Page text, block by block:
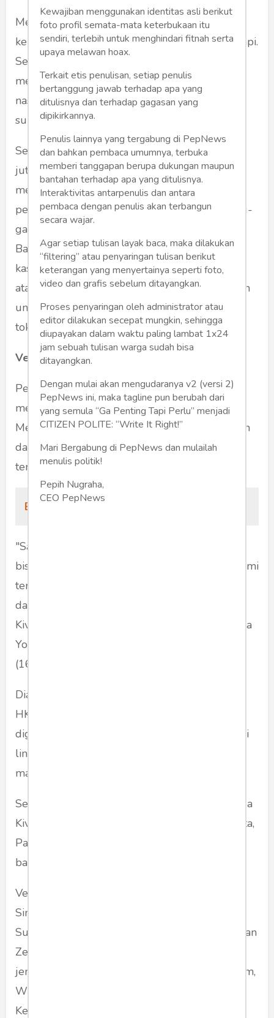
Menurutnya, Kivlan memberi uang Rp150 juta
kepada tersangka HK untuk membeli senjata api.
Senjata itu yang akan digunakan saat
mengeksekusi atau membunuh empat tokoh
nasional serta satu orang pimpinan lembaga
survei.
Selain itu, Kivlan juga menyerahkan uang Rp5
juta kepada tersangka lainnya, yakni IT, untuk
melakukan pengintaian terhadap satu orang
pemimpin lembaga survei yang juga digadang-
gadang untuk dibunuh.
Bahkan polisi memutar kesaksian tersangka
kasus senjata api ilegal, Kurniawan alias Iwan
atau HK. HK mengaku diperintahkan Kivlan Zen
untuk mencari senjata dan membunuh empat
tokoh tersebut.
Versi kubu Kivlan
Pengacara Kivlan Zen, Muhammad Yountri
meragukan pengakuan HK tersebut.
Menurutnya, justru HK yang mendatangi Kivlan
dan mengatakan, mantan Kepala Staf Kostrad
tersebut akan dibunuh empat tokoh itu.
Baca Juga:
"Sampai saat ini kita mau ketemu Iwan enggak
bisa, dikhawatirkan cerita Iwan dengan yang kami
terima dari Pak Kivlan itu berbeda. Iwan justru
datang ke Pak Kivlan mengatakan bahwa Pak
Kivlan mau dibunuh oleh empat orang itu," kata
Yountri dalam keterangan persnya, Selasa
(16/11/2019).
Dia mengatakan, Kivlan Zen memang meminta
HK untuk mencarikan senjata. Senjata itu akan
digunakan untuk berburu babi hutan, karena di
lingkungan rumah Kivlan di Gunung Picung
masih ada hutan.
Senjata yang diberikan Iwan, tak cocok sehingga
Kivlan menolaknya. "Iwan bilang, 'ini ada senjata,
Pak'. Pak Kivlan bilang, itu bukan untuk bunuh
babi tapi bunuh tikus," kata Yountri.
Versi dia, uang Rp 150 juta atau 15 ribu dolar
Singapura itu akan digunakan untuk aksi saat
Supersemar, Maret 2019. Dia membantah Kivlan
Zen merencanakan pembunuhan pada empat
jenderal purnawirawan, yakni: Menko Polhukam,
Wiranto; Menko Kemaritiman, Luhut Panjaitan;
Kepala BIN, Budi Gunawan; dan Staf Khusus
Kewajiban menggunakan identitas asli berikut
foto profil semata-mata keterbukaan itu
sendiri, terlebih untuk menghindari fitnah serta
upaya melawan hoax.
Terkait etis penulisan, setiap penulis
bertanggung jawab terhadap apa yang
ditulisnya dan terhadap gagasan yang
dipikirkannya.
Penulis lainnya yang tergabung di PepNews
dan bahkan pembaca umumnya, terbuka
memberi tanggapan berupa dukungan maupun
bantahan terhadap apa yang ditulisnya.
Interaktivitas antarpenulis dan antara
pembaca dengan penulis akan terbangun
secara wajar.
Agar setiap tulisan layak baca, maka dilakukan
“filtering” atau penyaringan tulisan berikut
keterangan yang menyertainya seperti foto,
video dan grafis sebelum ditayangkan.
Proses penyaringan oleh administrator atau
editor dilakukan secepat mungkin, sehingga
diupayakan dalam waktu paling lambat 1x24
jam sebuah tulisan warga sudah bisa
ditayangkan.
Dengan mulai akan mengudaranya v2 (versi 2)
PepNews ini, maka tagline pun berubah dari
yang semula “Ga Penting Tapi Perlu” menjadi
CITIZEN POLITE: “Write It Right!”
Mari Bergabung di PepNews dan mulailah
menulis politik!
Pepih Nugraha,
CEO PepNews